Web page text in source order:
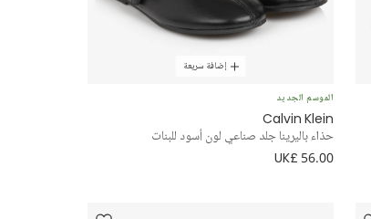
إضافة سريعة
الموسم الجديد
Calvin Klein
حذاء باليرينا جلد صناعي لون أسود للبنات
UK£ 56.00